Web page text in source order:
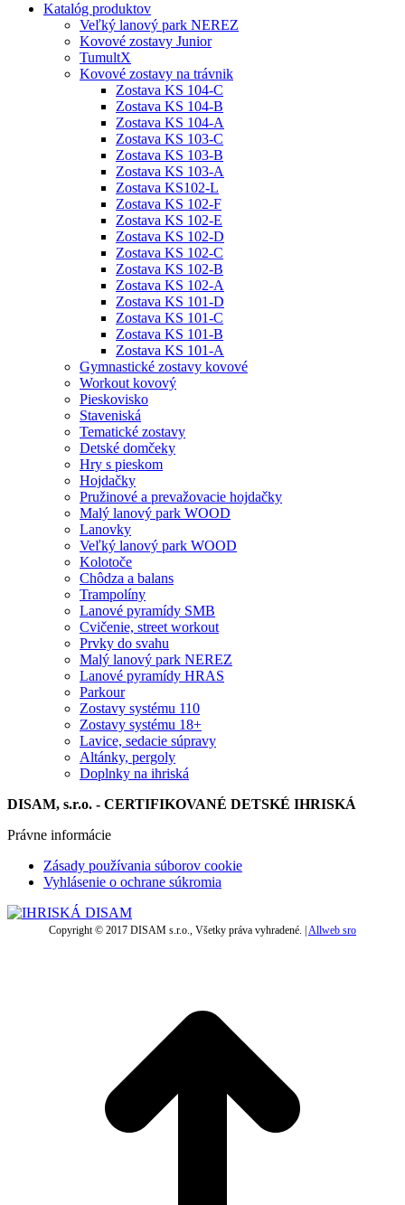
Katalóg produktov
Veľký lanový park NEREZ
Kovové zostavy Junior
TumultX
Kovové zostavy na trávnik
Zostava KS 104-C
Zostava KS 104-B
Zostava KS 104-A
Zostava KS 103-C
Zostava KS 103-B
Zostava KS 103-A
Zostava KS102-L
Zostava KS 102-F
Zostava KS 102-E
Zostava KS 102-D
Zostava KS 102-C
Zostava KS 102-B
Zostava KS 102-A
Zostava KS 101-D
Zostava KS 101-C
Zostava KS 101-B
Zostava KS 101-A
Gymnastické zostavy kovové
Workout kovový
Pieskovisko
Staveniská
Tematické zostavy
Detské domčeky
Hry s pieskom
Hojdačky
Pružinové a prevažovacie hojdačky
Malý lanový park WOOD
Lanovky
Veľký lanový park WOOD
Kolotoče
Chôdza a balans
Trampolíny
Lanové pyramídy SMB
Cvičenie, street workout
Prvky do svahu
Malý lanový park NEREZ
Lanové pyramídy HRAS
Parkour
Zostavy systému 110
Zostavy systému 18+
Lavice, sedacie súpravy
Altánky, pergoly
Doplnky na ihriská
DISAM, s.r.o. - CERTIFIKOVANÉ DETSKÉ IHRISKÁ
Právne informácie
Zásady používania súborov cookie
Vyhlásenie o ochrane súkromia
Copyright © 2017 DISAM s.r.o., Všetky práva vyhradené. | Allweb sro